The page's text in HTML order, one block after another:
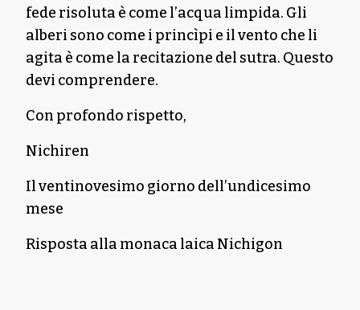
fede risoluta è come l’acqua limpida. Gli
alberi sono come i princìpi e il vento che li
agita è come la recitazione del sutra. Questo
devi comprendere.
Con profondo rispetto,
Nichiren
Il ventinovesimo giorno dell’undicesimo
mese
Risposta alla monaca laica Nichigon